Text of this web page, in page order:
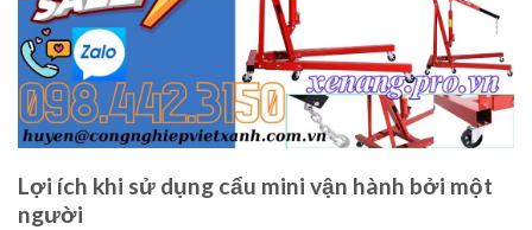
Lợi ích khi sử dụng cẩu mini vận hành bởi một
người